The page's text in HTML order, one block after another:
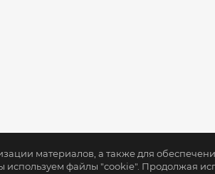
материалов, а также для
используем файлы "cookie". Продолжая